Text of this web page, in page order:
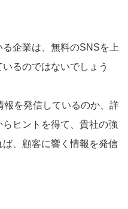
企業は、無料のSNSを上
るのではないでしょう
報を発信しているのか、詳
ヒントを得て、貴社の強
、顧客に響く情報を発信